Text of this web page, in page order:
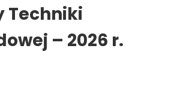
Techniki
– 2026 r.